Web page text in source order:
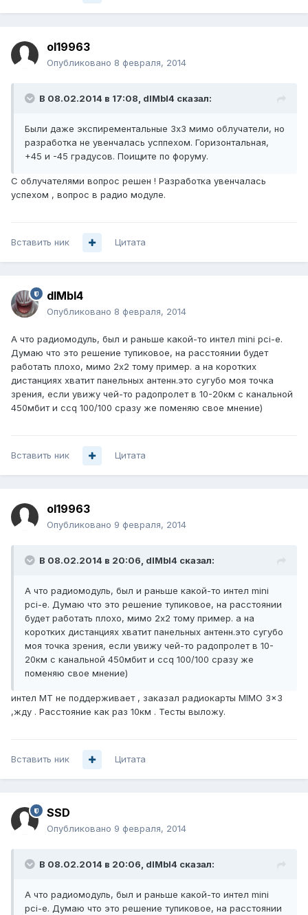
ol19963
Опубликовано 8 февраля, 2014
В 08.02.2014 в 17:08, dIMbI4 сказал:
Были даже экспирементальные 3х3 мимо облучатели, но
разработка не увенчалась усппехом. Горизонтальная,
+45 и -45 градусов. Поищите по форуму.
С облучателями вопрос решен ! Разработка увенчалась
успехом , вопрос в радио модуле.
Вставить ник Цитата
dIMbI4
Опубликовано 8 февраля, 2014
А что радиомодуль, был и раньше какой-то интел mini pci-e.
Думаю что это решение тупиковое, на расстоянии будет
работать плохо, мимо 2х2 тому пример. а на коротких
дистанциях хватит панельных антенн.это сугубо моя точка
зрения, если увижу чей-то радопролет в 10-20км с канальной
450мбит и ccq 100/100 сразу же поменяю свое мнение)
Вставить ник Цитата
ol19963
Опубликовано 9 февраля, 2014
В 08.02.2014 в 20:06, dIMbI4 сказал:
А что радиомодуль, был и раньше какой-то интел mini
pci-e. Думаю что это решение тупиковое, на расстоянии
будет работать плохо, мимо 2х2 тому пример. а на
коротких дистанциях хватит панельных антенн.это сугубо
моя точка зрения, если увижу чей-то радопролет в 10-
20км с канальной 450мбит и ccq 100/100 сразу же
поменяю свое мнение)
интел МТ не поддерживает , заказал радиокарты MIMO 3x3
,жду . Расстояние как раз 10км . Тесты выложу.
Вставить ник Цитата
SSD
Опубликовано 9 февраля, 2014
В 08.02.2014 в 20:06, dIMbI4 сказал:
А что радиомодуль, был и раньше какой-то интел mini
pci-e. Думаю что это решение тупиковое, на расстоянии